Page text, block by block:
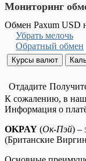
Мониторинг
Обмен Paxum USD
Убрать мелочь
Обратный обмен
Отдадите
К сожалению, в
Информация о
OKPAY (Ок-Пэй) –
(Британские